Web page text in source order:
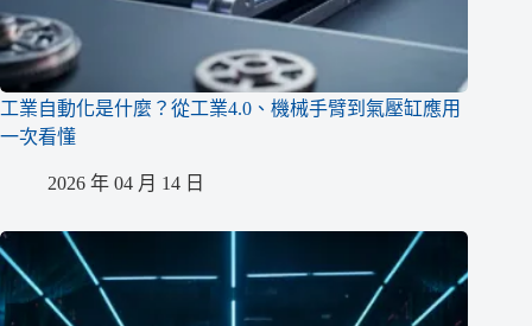
工業自動化是什麼？從工業4.0、機械手臂到氣壓缸應用
一次看懂
2026 年 04 月 14 日